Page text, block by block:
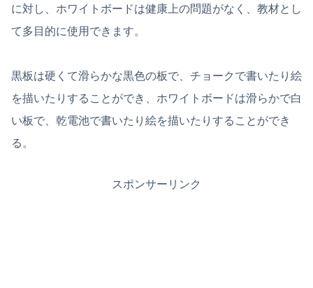
に対し、ホワイトボードは健康上の問題がなく、教材とし
て多目的に使用できます。
黒板は硬くて滑らかな黒色の板で、チョークで書いたり絵
を描いたりすることができ、ホワイトボードは滑らかで白
い板で、乾電池で書いたり絵を描いたりすることができ
る。
スポンサーリンク